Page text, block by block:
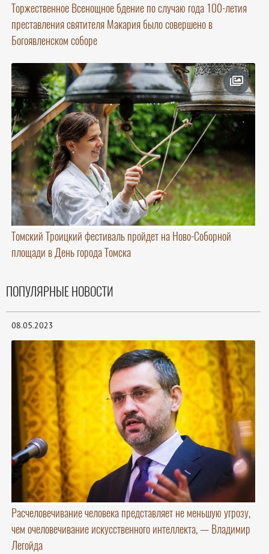
Торжественное Всенощное бдение по случаю года 100-летия
преставления святителя Макария было совершено в
Богоявленском соборе
Томский Троицкий фестиваль пройдет на Ново-Соборной
площади в День города Томска
ПОПУЛЯРНЫЕ НОВОСТИ
08.05.2023
Расчеловечивание человека представляет не меньшую угрозу,
чем очеловечивание искусственного интеллекта, — Владимир
Легойда